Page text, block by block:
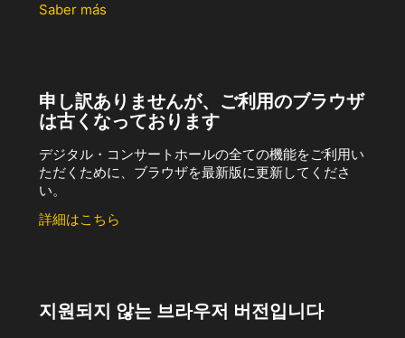
Saber más
申し訳ありませんが、ご利用のブラウザ
は古くなっております
デジタル・コンサートホールの全ての機能をご利用い
ただくために、ブラウザを最新版に更新してくださ
い。
詳細はこちら
지원되지 않는 브라우저 버전입니다